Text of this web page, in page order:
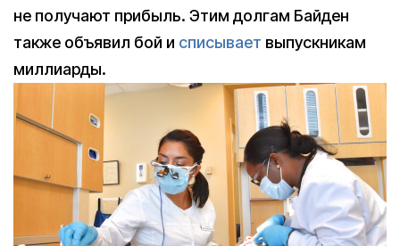
не получают прибыль. Этим долгам Байден
также объявил бой и списывает выпускникам
миллиарды.